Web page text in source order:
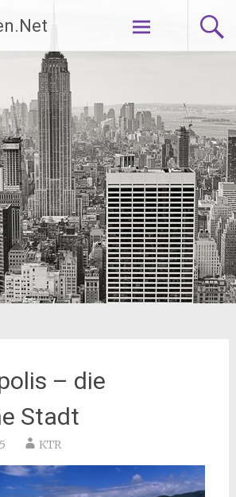
– die
Stadt
KTR